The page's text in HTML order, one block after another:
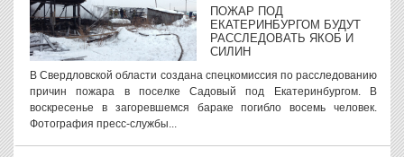
ПОЖАР ПОД
ЕКАТЕРИНБУРГОМ БУДУТ
РАССЛЕДОВАТЬ ЯКОБ И
СИЛИН
В Свердловской области создана спецкомиссия по расследованию
причин пожара в поселке Садовый под Екатеринбургом. В
воскресенье в загоревшемся бараке погибло восемь человек.
Фотография пресс-службы...